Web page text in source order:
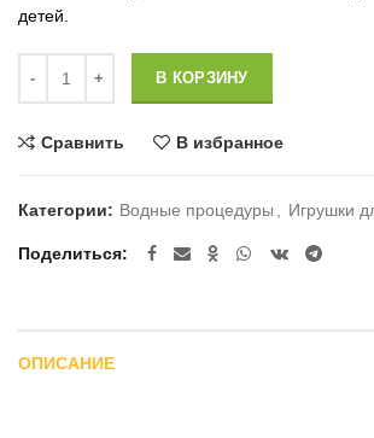
детей.
В КОРЗИНУ
Сравнить В избранное
Категории: Водные процедуры Игрушки
Поделиться
ОПИСАНИЕ